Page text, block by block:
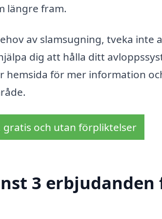
längre fram.
av slamsugning, tveka
dig att hålla ditt
hemsida för mer information
gratis och utan förpliktelser
3